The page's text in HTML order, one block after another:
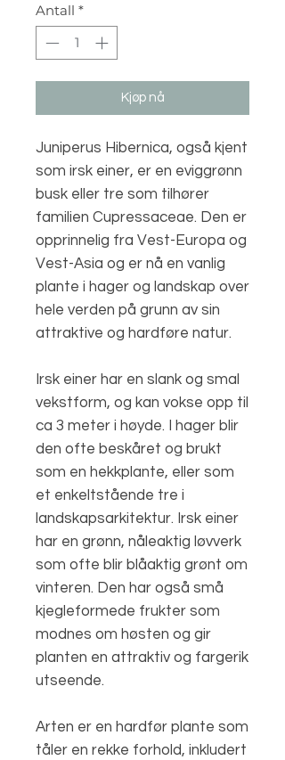
Antall *
Kjøp nå
Juniperus Hibernica, også kjent
som irsk einer, er en eviggrønn
busk eller tre som tilhører
familien Cupressaceae. Den er
opprinnelig fra Vest-Europa og
Vest-Asia og er nå en vanlig
plante i hager og landskap over
hele verden på grunn av sin
attraktive og hardføre natur.
Irsk einer har en slank og smal
vekstform, og kan vokse opp til
ca 3 meter i høyde. I hager blir
den ofte beskåret og brukt
som en hekkplante, eller som
et enkeltstående tre i
landskapsarkitektur. Irsk einer
har en grønn, nåleaktig løvverk
som ofte blir blåaktig grønt om
vinteren. Den har også små
kjegleformede frukter som
modnes om høsten og gir
planten en attraktiv og fargerik
utseende.
Arten er en hardfør plante som
tåler en rekke forhold, inkludert